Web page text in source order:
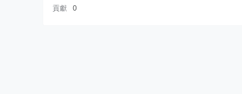
貢獻
0